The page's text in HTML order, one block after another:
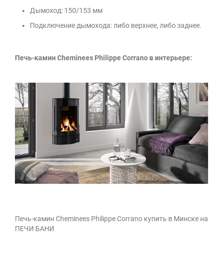
Дымоход: 150/153 мм
Подключение дымохода: либо верхнее, либо заднее.
Печь-камин Cheminees Philippe Corrano в интерьере:
Печь-камин Cheminees Philippe Corrano купить в Минске на
ПЕЧИ БАНИ